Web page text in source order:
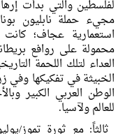
لفلسطين والتي بدأت
استعمارية عجاف؛
محمولة على روافع
العداء لتلك اللحمة
الخبيثة في تفكيكها وفي
الوطن العربي الكبير
للعالم ولآسيا.